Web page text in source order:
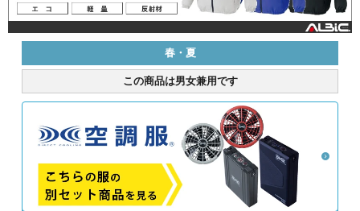
春・夏
この商品は男女兼用です